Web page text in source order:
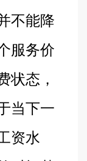
不能降
服务价
状态，
当下一
资水